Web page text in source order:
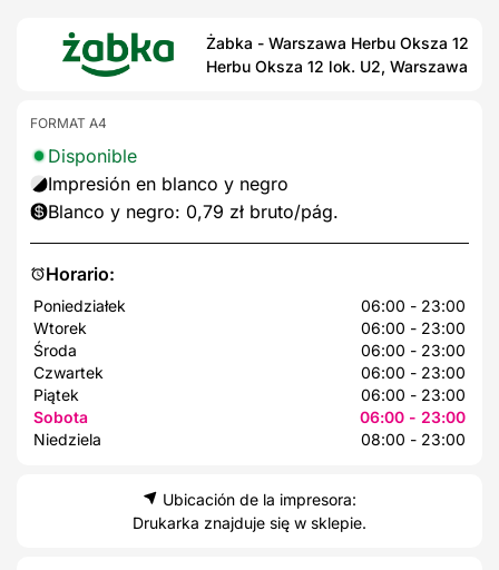
Żabka - Warszawa Herbu Oksza 12
Herbu Oksza 12 lok. U2, Warszawa
Horario:
Poniedziałek
06:00 - 23:00
Wtorek
06:00 - 23:00
Środa
06:00 - 23:00
Czwartek
06:00 - 23:00
Piątek
06:00 - 23:00
Sobota
06:00 - 23:00
Niedziela
08:00 - 23:00
FORMAT A4
Disponible
Impresión en blanco y negro
Blanco y negro: 0,79 zł bruto/pág.
Ubicación de la impresora:
Drukarka znajduje się w sklepie.